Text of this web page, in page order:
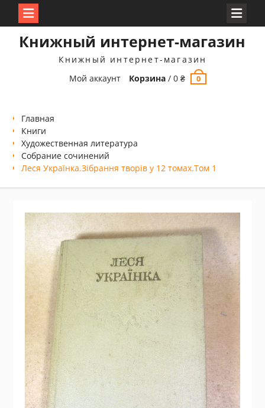
Книжный интернет-магазин
Книжный интернет-магазин
Мой аккаунт
Корзина /0₴ 0
Главная
Книги
Xудожественная литература
Собрание сочинений
Леся Українка.Зібрання творів у 12 томах.Том 1